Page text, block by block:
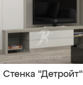
Стенка "Детройт"